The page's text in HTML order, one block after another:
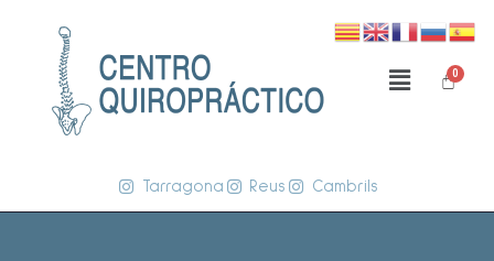
Tarragona Reus Cambrils